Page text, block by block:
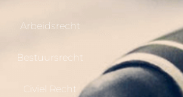
Arbeidsrecht
Bestuursrecht
Civiel Recht